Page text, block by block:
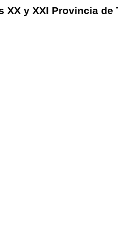
y XXI Provincia de